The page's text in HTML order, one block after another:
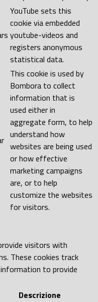
YouTube sets this
cookie via embedded
youtube-videos and
registers anonymous
statistical data.
This cookie is used by
Bombora to collect
information that is
used either in
aggregate form, to help
understand how
websites are being used
or how effective
marketing campaigns
are, or to help
customize the websites
for visitors.
visitors with
These cookies track
to provide
Descrizione